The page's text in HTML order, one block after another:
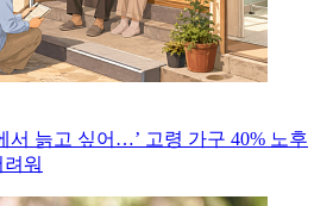
서 늙고 싶어…’ 고령 가구 40% 노후
워